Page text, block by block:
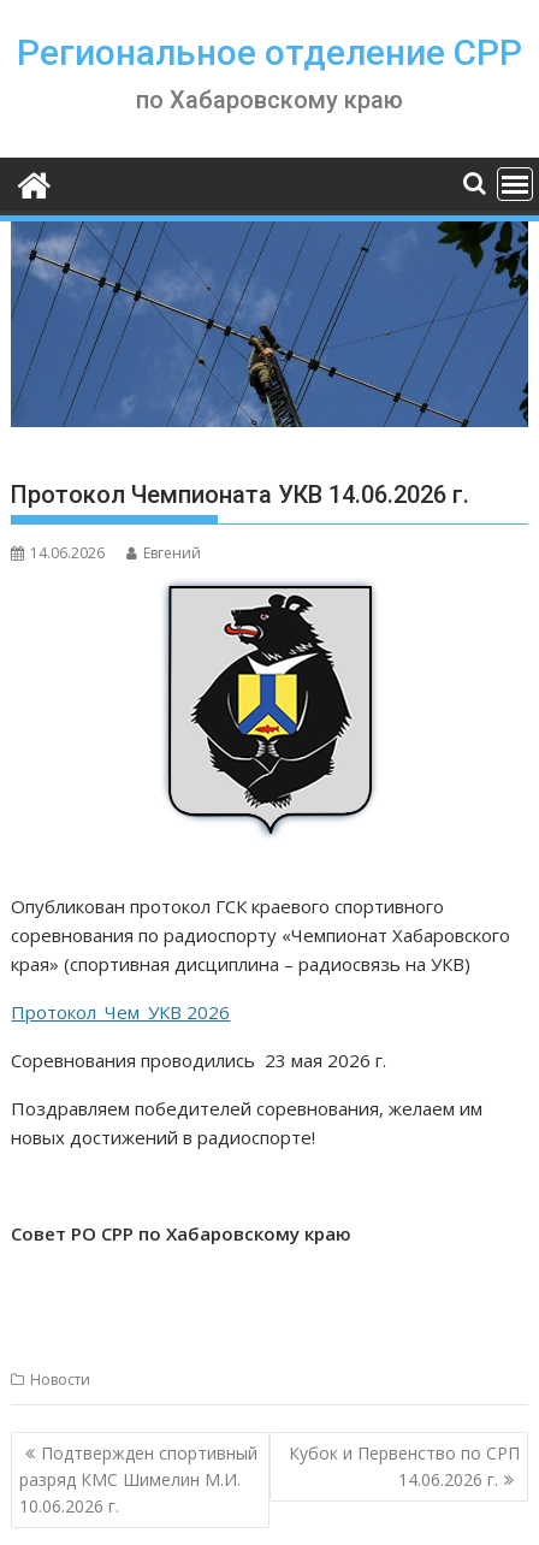
content
Региональное отделение СРР
по Хабаровскому краю
Протокол Чемпионата УКВ 14.06.2026 г.
14.06.2026 Евгений
Опубликован протокол ГСК краевого спортивного
соревнования по радиоспорту «Чемпионат Хабаровского
края» (спортивная дисциплина – радиосвязь на УКВ)
Протокол_Чем_УКВ 2026
Соревнования проводились 23 мая 2026 г.
Поздравляем победителей соревнования, желаем им
новых достижений в радиоспорте!
Совет РО СРР по Хабаровскому краю
Новости
Навигация
по
записям
Подтвержден спортивный
разряд КМС Шимелин М.И.
10.06.2026 г.
Кубок и Первенство по СРП
14.06.2026 г.